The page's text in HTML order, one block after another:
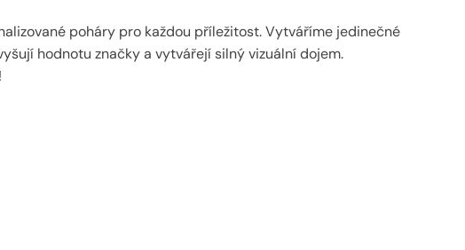
poháry pro každou příležitost. Vytváříme jedinečné
hodnotu značky a vytvářejí silný vizuální dojem.